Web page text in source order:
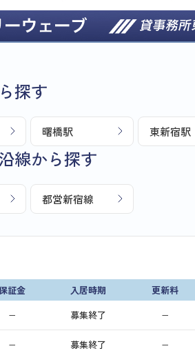
探す
曙橋駅 東新宿駅
線から探す
都営新宿線
証金 入居時期 更新料
− 募集終了 −
− 募集終了 −